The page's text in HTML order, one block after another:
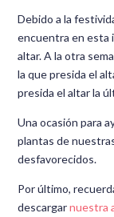
Debido a la
encuentra en esta
altar. A la otra
la que presida el
presida el altar la
Una ocasión para
plantas de
desfavorecidos.
Por último,
descargarnuestra